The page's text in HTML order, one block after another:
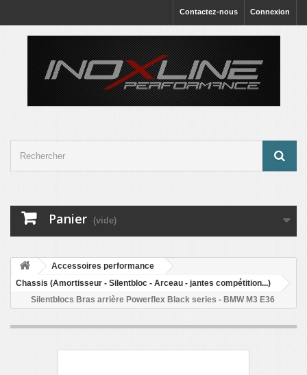
Connexion
Contactez-nous
Panier (vide)
Accessoires performance
Chassis (Amortisseur - Silentbloc - Arceau - jantes compétition...)
Silentblocs Bras arrière Powerflex Black series - BMW M3 E36